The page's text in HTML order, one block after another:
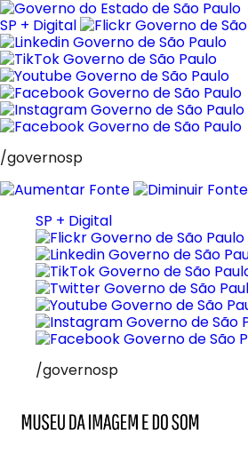
Pular
para
o
conteúdo
SP + Digital
/governosp
SP + Digital
/governosp